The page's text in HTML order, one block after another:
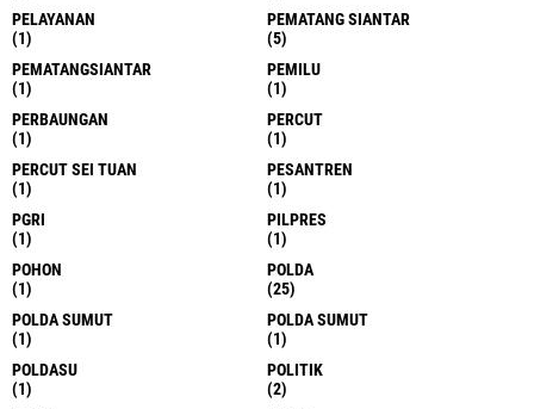
PELAYANAN
(1)
PEMATANG SIANTAR
(5)
PEMATANGSIANTAR
(1)
PEMILU
(1)
PERBAUNGAN
(1)
PERCUT
(1)
PERCUT SEI TUAN
(1)
PESANTREN
(1)
PGRI
(1)
PILPRES
(1)
POHON
(1)
POLDA
(25)
POLDA SUMUT
(1)
POLDA SUMUT
(1)
POLDASU
(1)
POLITIK
(2)